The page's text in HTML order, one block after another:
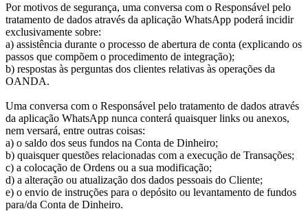
Por motivos de segurança, uma conversa com o Responsável pelo
tratamento de dados através da aplicação WhatsApp poderá incidir
exclusivamente sobre:
a) assistência durante o processo de abertura de conta (explicando os
passos que compõem o procedimento de integração);
b) respostas às perguntas dos clientes relativas às operações da
OANDA.
Uma conversa com o Responsável pelo tratamento de dados através
da aplicação WhatsApp nunca conterá quaisquer links ou anexos,
nem versará, entre outras coisas:
a) o saldo dos seus fundos na Conta de Dinheiro;
b) quaisquer questões relacionadas com a execução de Transações;
c) a colocação de Ordens ou a sua modificação;
d) a alteração ou atualização dos dados pessoais do Cliente;
e) o envio de instruções para o depósito ou levantamento de fundos
para/da Conta de Dinheiro.